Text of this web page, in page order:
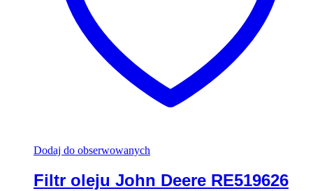
Dodaj do obserwowanych
Filtr oleju John Deere RE519626